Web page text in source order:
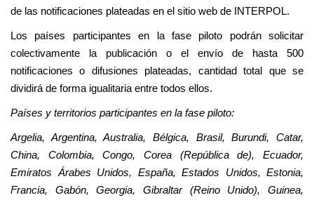
de las notificaciones plateadas en el sitio web de INTERPOL.
Los países participantes en la fase piloto podrán solicitar
colectivamente la publicación o el envío de hasta 500
notificaciones o difusiones plateadas, cantidad total que se
dividirá de forma igualitaria entre todos ellos.
Países y territorios participantes en la fase piloto:
Argelia, Argentina, Australia, Bélgica, Brasil, Burundi, Catar,
China, Colombia, Congo, Corea (República de), Ecuador,
Emiratos Árabes Unidos, España, Estados Unidos, Estonia,
Francia, Gabón, Georgia, Gibraltar (Reino Unido), Guinea,